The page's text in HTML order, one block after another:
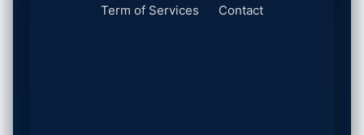
Term of Services
Contact